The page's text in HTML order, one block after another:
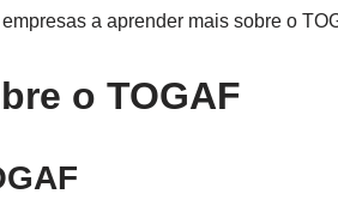
a aprender mais sobre o
o TOGAF